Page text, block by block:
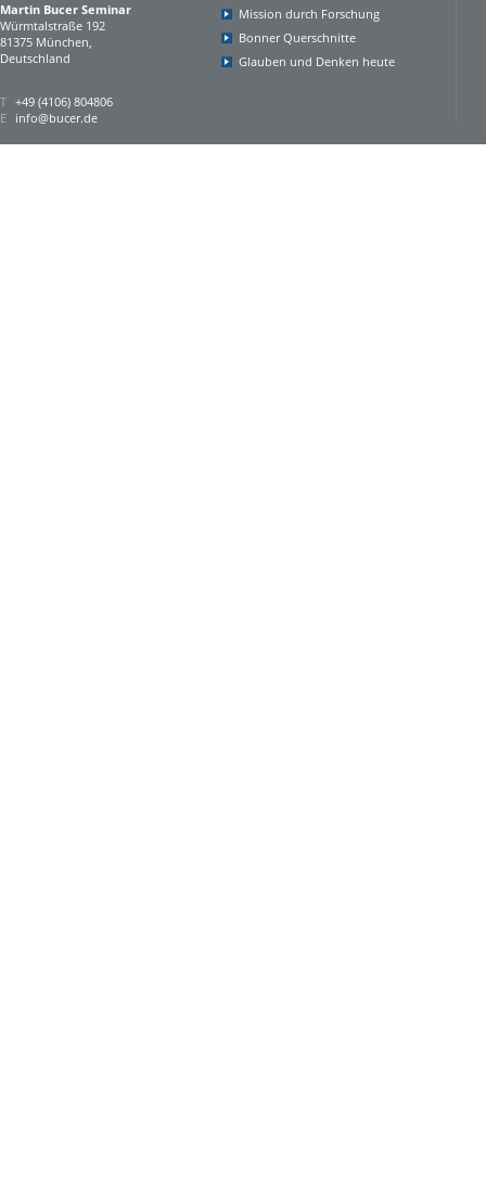
Martin Bucer Seminar
Würmtalstraße 192
81375 München,
Deutschland
T +49 (4106) 804806
E info@bucer.de
Mission durch Forschung
Bonner Querschnitte
Glauben und Denken heute